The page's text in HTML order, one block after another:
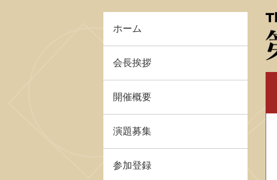
ホーム
会長挨拶
開催概要
演題募集
参加登録